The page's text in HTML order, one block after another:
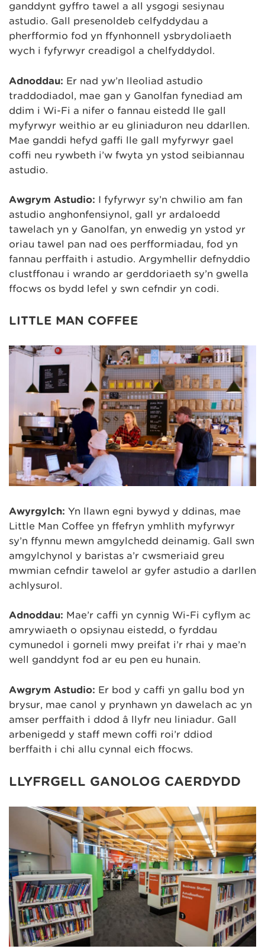
ganddynt gyffro tawel a all ysgogi sesiynau
astudio. Gall presenoldeb celfyddydau a
pherfformio fod yn ffynhonnell ysbrydoliaeth
wych i fyfyrwyr creadigol a chelfyddydol.
Adnoddau: Er nad yw’n lleoliad astudio
traddodiadol, mae gan y Ganolfan fynediad am
ddim i Wi-Fi a nifer o fannau eistedd lle gall
myfyrwyr weithio ar eu gliniaduron neu ddarllen.
Mae ganddi hefyd gaffi lle gall myfyrwyr gael
coffi neu rywbeth i’w fwyta yn ystod seibiannau
astudio.
Awgrym Astudio: I fyfyrwyr sy’n chwilio am fan
astudio anghonfensiynol, gall yr ardaloedd
tawelach yn y Ganolfan, yn enwedig yn ystod yr
oriau tawel pan nad oes perfformiadau, fod yn
fannau perffaith i astudio. Argymhellir defnyddio
clustffonau i wrando ar gerddoriaeth sy’n gwella
ffocws os bydd lefel y sŵn cefndir yn codi.
LITTLE MAN COFFEE
Awyrgylch: Yn llawn egni bywyd y ddinas, mae
Little Man Coffee yn ffefryn ymhlith myfyrwyr
sy’n ffynnu mewn amgylchedd deinamig. Gall sŵn
amgylchynol y baristas a’r cwsmeriaid greu
mwmian cefndir tawelol ar gyfer astudio a darllen
achlysurol.
Adnoddau: Mae’r caffi yn cynnig Wi-Fi cyflym ac
amrywiaeth o opsiynau eistedd, o fyrddau
cymunedol i gorneli mwy preifat i’r rhai y mae’n
well ganddynt fod ar eu pen eu hunain.
Awgrym Astudio: Er bod y caffi yn gallu bod yn
brysur, mae canol y prynhawn yn dawelach ac yn
amser perffaith i ddod â llyfr neu liniadur. Gall
arbenigedd y staff mewn coffi roi’r ddiod
berffaith i chi allu cynnal eich ffocws.
LLYFRGELL GANOLOG CAERDYDD